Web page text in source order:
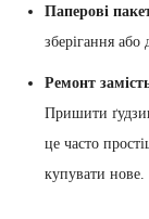
Паперові
зберігання або
Ремонт
Пришити
це часто
купувати нове.